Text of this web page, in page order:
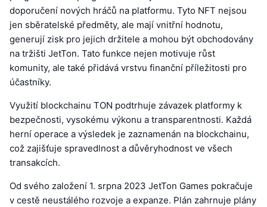
doporučení nových hráčů na platformu. Tyto NFT nejsou
jen sběratelské předměty, ale mají vnitřní hodnotu,
generují zisk pro jejich držitele a mohou být obchodovány
na tržišti JetTon. Tato funkce nejen motivuje růst
komunity, ale také přidává vrstvu finanční příležitosti pro
účastníky.
Využití blockchainu TON podtrhuje závazek platformy k
bezpečnosti, vysokému výkonu a transparentnosti. Každá
herní operace a výsledek je zaznamenán na blockchainu,
což zajišťuje spravedlnost a důvěryhodnost ve všech
transakcích.
Od svého založení 1. srpna 2023 JetTon Games pokračuje
v cestě neustálého rozvoje a expanze. Plán zahrnuje plány